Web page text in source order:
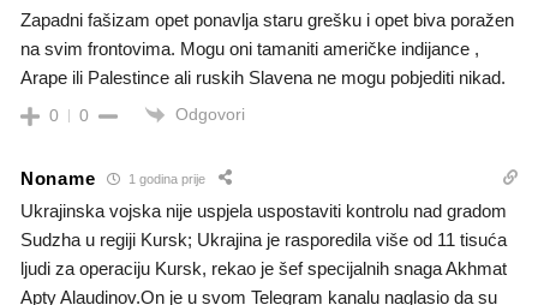
Zapadni fašizam opet ponavlja staru grešku i opet biva poražen
na svim frontovima. Mogu oni tamaniti američke indijance ,
Arape ili Palestince ali ruskih Slavena ne mogu pobjediti nikad.
0 0 Odgovori
Noname 1 godina prije
Ukrajinska vojska nije uspjela uspostaviti kontrolu nad gradom
Sudzha u regiji Kursk; Ukrajina je rasporedila više od 11 tisuća
ljudi za operaciju Kursk, rekao je šef specijalnih snaga Akhmat
Apty Alaudinov.On je u svom Telegram kanalu naglasio da su